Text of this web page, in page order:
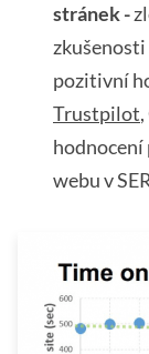
stránek -
pozitivní
Trustpilot
webu v